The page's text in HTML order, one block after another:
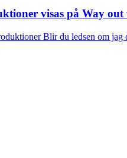
visas på Way out
Blir du ledsen om